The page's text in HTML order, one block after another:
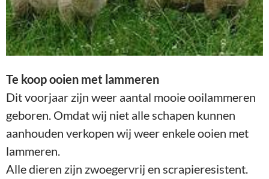
Te koopooien met lammeren
Dit voorjaar zijn weer aantal mooie ooilammeren
geboren. Omdat wij niet alle schapen kunnen
aanhouden verkopen wij weer enkele ooien met
lammeren.
Alle dieren zijn zwoegervrij en scrapieresistent.